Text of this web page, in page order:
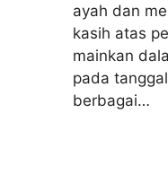
ayah dan
kasih atas
mainkan
pada
berbagai…